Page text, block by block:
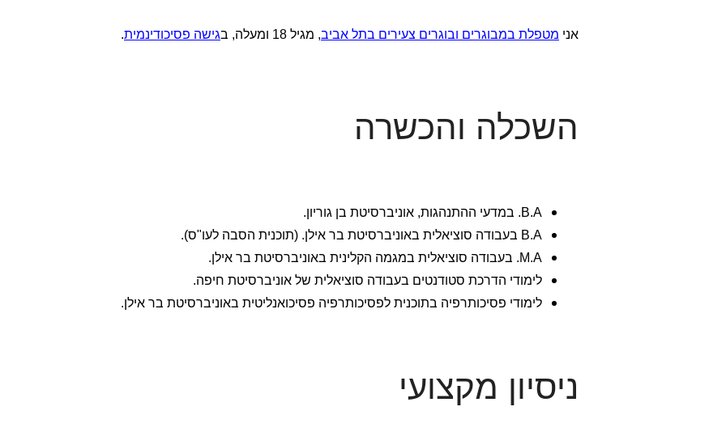
אני מטפלת במבוגרים ובוגרים צעירים בתל אביב, מגיל 18 ומעלה, ב גישה פסיכודינמית.
השכלה והכשרה
B.A. במדעי ההתנהגות, אוניברסיטת בן גוריון.
B.A בעבודה סוציאלית באוניברסיטת בר אילן. (תוכנית הסבה לעו"ס).
M.A. בעבודה סוציאלית במגמה הקלינית באוניברסיטת בר אילן.
לימודי הדרכת סטודנטים בעבודה סוציאלית של אוניברסיטת חיפה.
לימודי פסיכותרפיה בתוכנית לפסיכותרפיה פסיכואנליטית באוניברסיטת בר אילן.
ניסיון מקצועי